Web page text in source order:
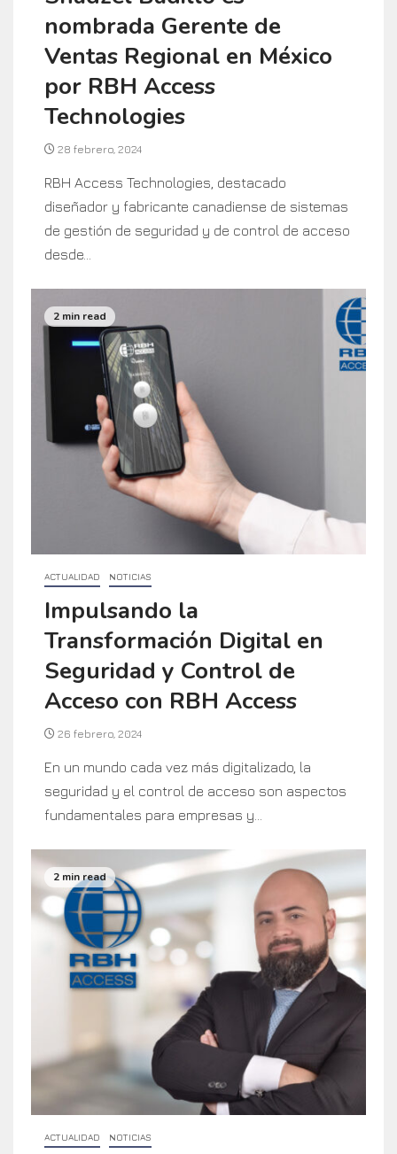
nombrada Gerente de
Ventas Regional en México
por RBH Access
Technologies
28 febrero, 2024
RBH Access Technologies, destacado
diseñador y fabricante canadiense de sistemas
de gestión de seguridad y de control de acceso
desde...
2 min read
ACTUALIDAD NOTICIAS
Impulsando la
Transformación Digital en
Seguridad y Control de
Acceso con RBH Access
26 febrero, 2024
En un mundo cada vez más digitalizado, la
seguridad y el control de acceso son aspectos
fundamentales para empresas y...
2 min read
ACTUALIDAD NOTICIAS